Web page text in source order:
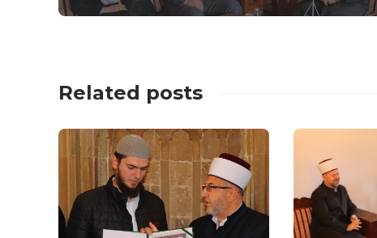
Related posts